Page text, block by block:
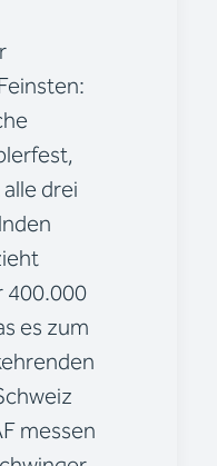
drei
400.000
es zum
messen